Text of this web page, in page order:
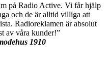
på Radio Active. Vi får hjälp
och de är alltid villiga att
Radioreklamen är absolut
av våra kunder!”
1910